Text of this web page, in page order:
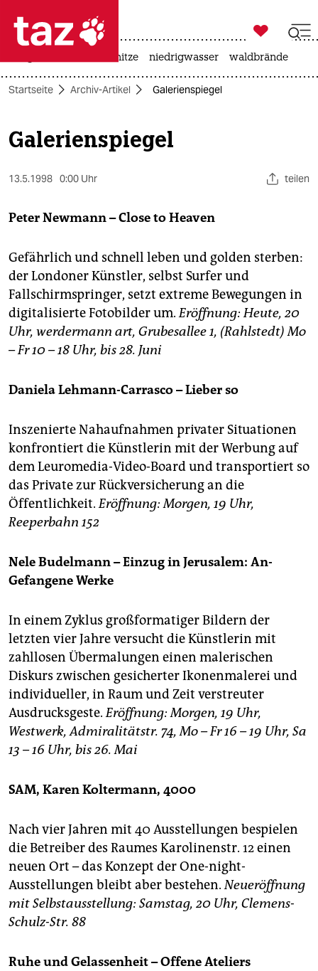
 taz zahl ich
taz zahl ich
themen
gesellschaft
kultur
sport
berlin
nord
wahrheit
verlag
veranstaltungen
shop
fragen & hilfe
unterstützen
abo
genossenschaft
epaper login

taz zahl ich
hitze niedrigwasser waldbrände
Startseite Archiv-Artikel Galerienspiegel
Galerienspiegel
13.5.1998 0:00 Uhr teilen
Peter Newmann – Close to Heaven
Gefährlich und schnell leben und golden sterben:
der Londoner Künstler, selbst Surfer und
Fallschirmspringer, setzt extreme Bewegungen in
digitalisierte Fotobilder um.Eröffnung: Heute, 20
Uhr, werdermann art, Grubesallee 1, (Rahlstedt) Mo
– Fr 10 – 18 Uhr, bis 28. Juni
Daniela Lehmann-Carrasco – Lieber so
Inszenierte Nahaufnahmen privater Situationen
konfrontiert die Künstlerin mit der Werbung auf
dem Leuromedia-Video-Board und transportiert so
das Private zur Rückversicherung an die
Öffentlichkeit.Eröffnung: Morgen, 19 Uhr,
Reeperbahn 152
Nele Budelmann – Einzug in Jerusalem: An-
Gefangene Werke
In einem Zyklus großformatiger Bildern der
letzten vier Jahre versucht die Künstlerin mit
zahllosen Übermalungen einen malerischen
Diskurs zwischen gesicherter Ikonenmalerei und
individueller, in Raum und Zeit verstreuter
Ausdrucksgeste.Eröffnung: Morgen, 19 Uhr,
Westwerk, Admiralitätstr. 74, Mo – Fr 16 – 19 Uhr, Sa
13 – 16 Uhr, bis 26. Mai
SAM, Karen Koltermann, 4000
Nach vier Jahren mit 40 Ausstellungen bespielen
die Betreiber des Raumes Karolinenstr. 12 einen
neuen Ort – das Konzept der One-night-
Ausstellungen bleibt aber bestehen.Neueröffnung
mit Selbstausstellung: Samstag, 20 Uhr, Clemens-
Schulz-Str. 88
Ruhe und Gelassenheit – Offene Ateliers